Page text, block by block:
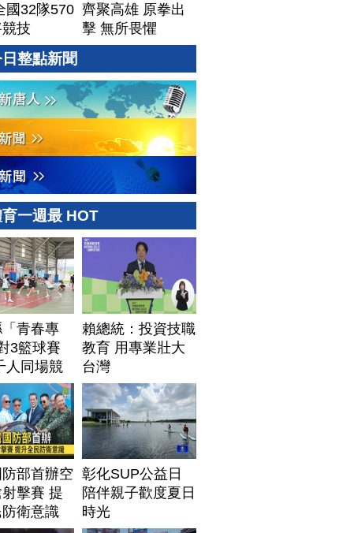
國32隊570
技
齊聚高雄 原拳出
擊 無所畏懼
整點新聞
一週最 HOT
青春專
3籃球賽
人同場競
賴總統：投資技職
教育 用專業壯大
台灣
部首辦空
擊賽 提
衛意識
彰化SUP公益日
陪伴親子歡度夏日
時光